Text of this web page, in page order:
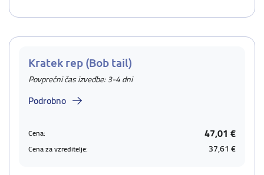
Kratek rep (Bob tail)
Povprečni čas izvedbe: 3-4 dni
Podrobno
Cena: 47,01 €
Cena za vzreditelje: 37,61 €